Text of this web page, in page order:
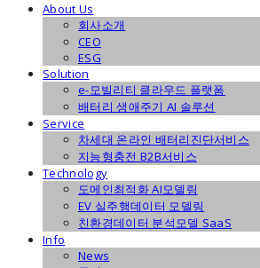
About Us
회사소개
CEO
ESG
Solution
e-모빌리티 클라우드 플랫폼
배터리 생애주기 AI 솔루션
Service
차세대 온라인 배터리진단서비스
지능형충전 B2B서비스
Technology
도메인최적화 AI모델링
EV 실주행데이터 모델링
친환경데이터 분석모델 SaaS
Info
News